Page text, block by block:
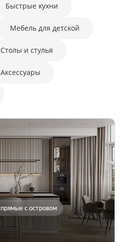
Быстрые кухни
Мебель для детской
Столы и стулья
Аксессуары
прямые с островом